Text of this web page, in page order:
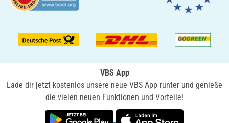
VBS App
Lade dir jetzt kostenlos unsere neue VBS App runter und genieße
die vielen neuen Funktionen und Vorteile!